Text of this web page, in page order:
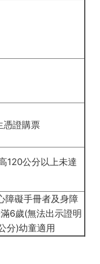
憑證購票
120公分以上未達
障礙手冊者及身障
6歲(無法出示證明
分)幼童適用